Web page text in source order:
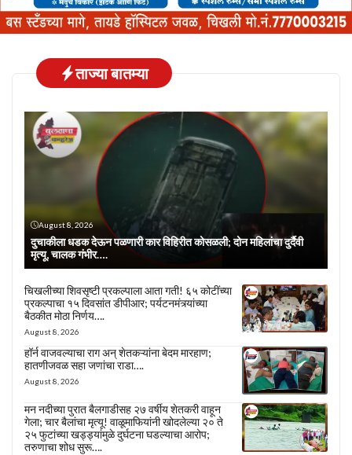
ताज्या बातम्या
August 8, 2026
दुचाकीला धडक देऊन पळणारी कार विहिरीत कोसळली; दोन महिलांचा दुर्दैवी
मृत्यू, चालक गंभीर….
चिखलीच्या शिवसृष्टी प्रकल्पाला आता गती! ६५ कोटींच्या
प्रकल्पाचा १५ दिवसांत डीपीआर; पर्यटनमंत्र्यांच्या
बैठकीत मोठा निर्णय….
August 8, 2026
हॉर्न वाजवल्याचा राग अन् शेतकऱ्यांना बेदम मारहाण;
हातणीजवळ सहा जणांचा राडा….
August 8, 2026
मन नदीच्या पुरात बैलगाडीसह २७ वर्षीय शेतकरी वाहून
गेला; चार बैलांचा मृत्यू! वाळूमाफियांनी खोदलेल्या २० ते
२५ फुटांच्या खड्ड्यांमुळे दुर्घटना घडल्याचा आरोप;
तरुणाचा शोध सुरू….